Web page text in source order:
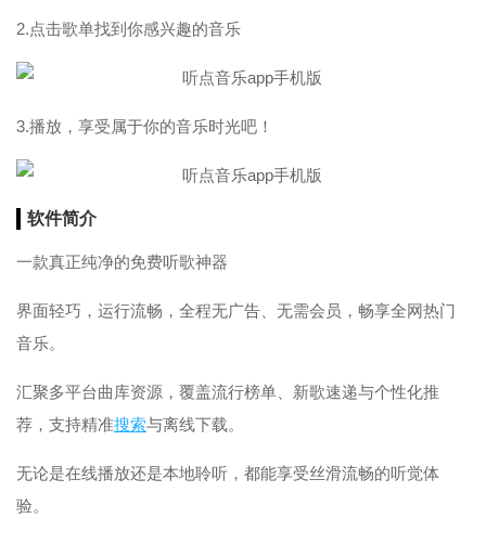
2.点击歌单找到你感兴趣的音乐
3.播放，享受属于你的音乐时光吧！
软件简介
一款真正纯净的免费听歌神器
界面轻巧，运行流畅，全程无广告、无需会员，畅享全网热门
音乐。
汇聚多平台曲库资源，覆盖流行榜单、新歌速递与个性化推
荐，支持精准搜索与离线下载。
无论是在线播放还是本地聆听，都能享受丝滑流畅的听觉体
验。